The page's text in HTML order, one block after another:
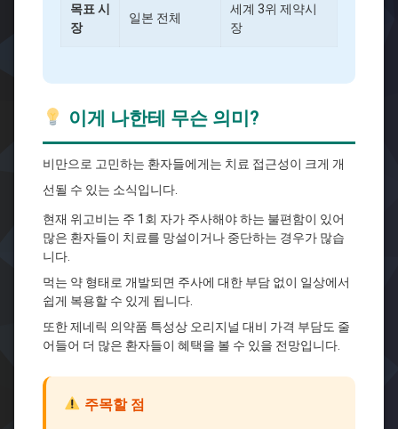
목표 시
장
일본 전체
세계 3위 제약시
장
이게 나한테 무슨 의미?
비만으로 고민하는 환자들에게는 치료 접근성이 크게 개
선될 수 있는 소식입니다.
현재 위고비는 주 1회 자가 주사해야 하는 불편함이 있어
많은 환자들이 치료를 망설이거나 중단하는 경우가 많습
니다.
먹는 약 형태로 개발되면 주사에 대한 부담 없이 일상에서
쉽게 복용할 수 있게 됩니다.
또한 제네릭 의약품 특성상 오리지널 대비 가격 부담도 줄
어들어 더 많은 환자들이 혜택을 볼 수 있을 전망입니다.
주목할 점